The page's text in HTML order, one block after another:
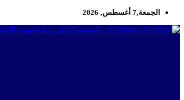
الجمعة,7 أغسطس, 2026
al-intifada - النسخة الإلكترونية لجريدة الانتفاضة